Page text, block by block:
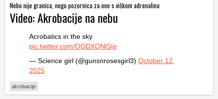
Nebo nije granica, nego pozornica za one s viškom adrenalina
Video: Akrobacije na nebu
Acrobatics in the sky
pic.twitter.com/OGDXQNlSIe
— Science girl (@gunsnrosesgirl3) October 12,
2025
akrobacije